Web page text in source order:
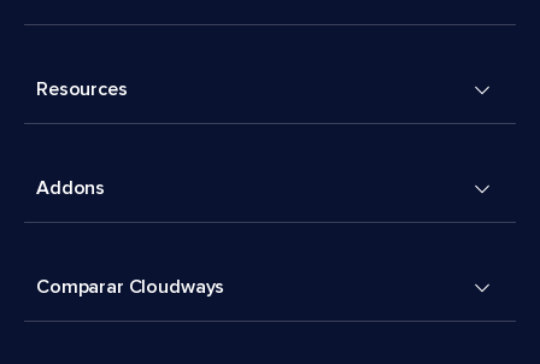
Resources
Addons
Comparar Cloudways